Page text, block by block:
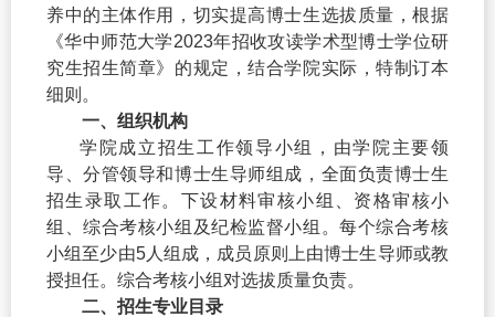
养中的主体作用，切实提高博士生选拔质量，根据
《华中师范大学2023年招收攻读学术型博士学位研
究生招生简章》的规定，结合学院实际，特制订本
细则。
一、组织机构
学院成立招生工作领导小组，由学院主要领
导、分管领导和博士生导师组成，全面负责博士生
招生录取工作。下设材料审核小组、资格审核小
组、综合考核小组及纪检监督小组。每个综合考核
小组至少由5人组成，成员原则上由博士生导师或教
授担任。综合考核小组对选拔质量负责。
二、招生专业目录